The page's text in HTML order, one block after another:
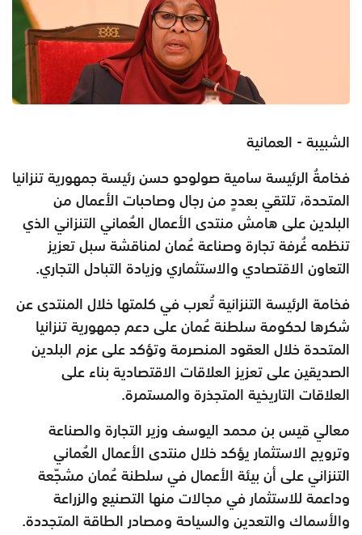
الشبيبة - العمانية
فخامةُ الرئيسة سامية صولوحو حسن رئيسة جمهورية تنزانيا
المتحدة، تلتقي بعددٍ من رجال وصاحبات الأعمال من
البلدين على هامش منتدى الأعمال العُماني التنزاني الذي
تنظمه غُرفة تجارة وصناعة عُمان لمناقشة سبل تعزيز
التعاون الاقتصادي والاستثماري وزيادة التبادل التجاري.
فخامة الرئيسة التنزانية تُعرب في كلمتها خلال المنتدى عن
شكرها لحكومة سلطنة عُمان على دعم جمهورية تنزانيا
المتحدة خلال العقود المنصرمة وتؤكد على عزم البلدين
الصديقين على تعزيز العلاقات الاقتصادية بناء على
العلاقات التاريخية المتجذرة والمستمرة.
معالي قيس بن محمد اليوسف وزير التجارة والصناعة
وترويج الاستثمار يؤكد خلال منتدى الأعمال العُماني
التنزاني على أن بيئة الأعمال في سلطنة عُمان مشجّعة
وداعمة للاستثمار في مجالات منها التصنيع والزراعة
والأسماك والتعدين والسياحة ومصادر الطاقة المتجددة.